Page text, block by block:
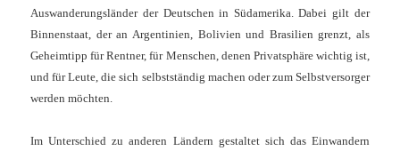
Auswanderungsländer der Deutschen in Südamerika. Dabei gilt der
Binnenstaat, der an Argentinien, Bolivien und Brasilien grenzt, als
Geheimtipp für Rentner, für Menschen, denen Privatsphäre wichtig ist,
und für Leute, die sich selbstständig machen oder zum Selbstversorger
werden möchten.
Im Unterschied zu anderen Ländern gestaltet sich das Einwandern